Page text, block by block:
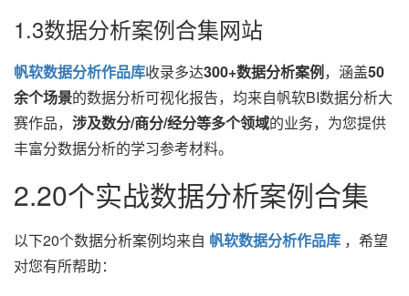
1.3数据分析案例合集网站
帆软数据分析作品库收录多达300+数据分析案例，涵盖50
余个场景的数据分析可视化报告，均来自帆软BI数据分析大
赛作品， 涉及数分/商分/经分等多个领域的业务，为您提供
丰富分数据分析的学习参考材料。
2.20个实战数据分析案例合集
以下20个数据分析案例均来自 帆软数据分析作品库 ，希望
对您有所帮助：